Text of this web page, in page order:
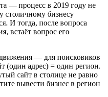
— процесс в 2019 году не
бизнесу
И тогда, после вопроса
встаёт вопрос его
— для поисковиков
(один адрес) = один регион.
сайт в столице не равно
вывести бизнес в регион